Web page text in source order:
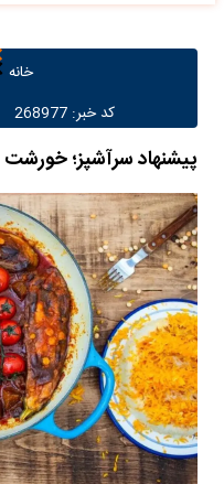
خانه
کد خبر: 268977
پیشنهاد سرآشپز؛